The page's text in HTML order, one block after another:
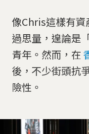
像Chris這樣有資
過思量，遑論是
青年。然而，在
後，不少街頭抗
險性。